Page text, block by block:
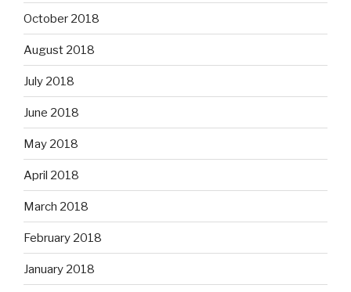
October 2018
August 2018
July 2018
June 2018
May 2018
April 2018
March 2018
February 2018
January 2018